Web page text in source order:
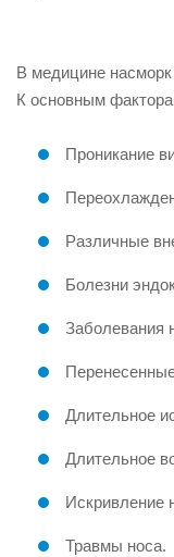
В медицине
К основным
Проникание
Различные
Болезни
Заболевания
Длительное
Длительное
Искривление
Травмы носа.